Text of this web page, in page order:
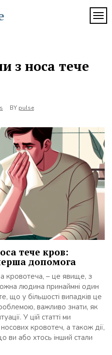
з носа тече
BY pulse
тече кров:
допомога
кровотеча, – це явище, з
людина принаймні один
що у більшості випадків це
важливо знати, як
У цій статті ми
кровотеч, а також дії,
ви або хтось інший стали